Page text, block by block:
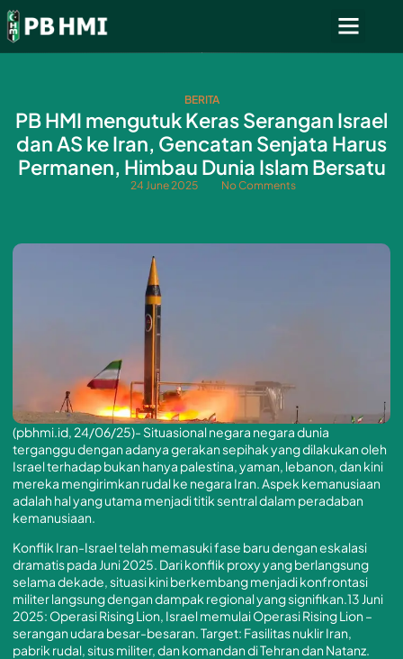
BERITA
PB HMI mengutuk Keras Serangan Israel
dan AS ke Iran, Gencatan Senjata Harus
Permanen, Himbau Dunia Islam Bersatu
24 June 2025 No Comments
(pbhmi.id, 24/06/25)- Situasional negara negara dunia
terganggu dengan adanya gerakan sepihak yang dilakukan oleh
Israel terhadap bukan hanya palestina, yaman, lebanon, dan kini
mereka mengirimkan rudal ke negara Iran. Aspek kemanusiaan
adalah hal yang utama menjadi titik sentral dalam peradaban
kemanusiaan.
Konflik Iran-Israel telah memasuki fase baru dengan eskalasi
dramatis pada Juni 2025. Dari konflik proxy yang berlangsung
selama dekade, situasi kini berkembang menjadi konfrontasi
militer langsung dengan dampak regional yang signifikan.13 Juni
2025: Operasi Rising Lion, Israel memulai Operasi Rising Lion –
serangan udara besar-besaran. Target: Fasilitas nuklir Iran,
pabrik rudal, situs militer, dan komandan di Tehran dan Natanz.